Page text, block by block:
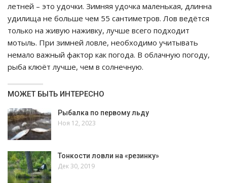
летней – это удочки. Зимняя удочка маленькая, длинна
удилища не больше чем 55 сантиметров. Лов ведётся
только на живую наживку, лучше всего подходит
мотыль. При зимней ловле, необходимо учитывать
немало важный фактор как погода. В облачную погоду,
рыба клюёт лучше, чем в солнечную.
МОЖЕТ БЫТЬ ИНТЕРЕСНО
Рыбалка по первому льду
Ноя 12, 2023
Тонкости ловли на «резинку»
Дек 30, 2019